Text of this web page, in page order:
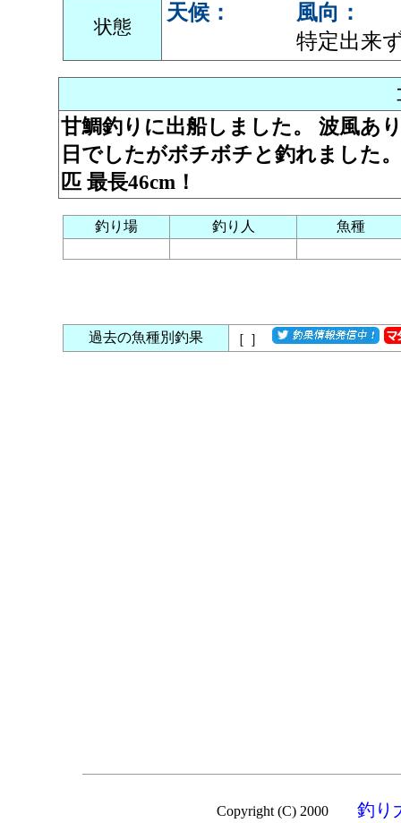
状態
天候：
風向：
特定出来
甘鯛釣りに出船しました。 波風あ
日でしたがボチボチと釣れました
匹 最長46cm！
釣り場 釣り人 魚種
過去の魚種別釣果 ［ ］
Copyright (C) 2000 釣り